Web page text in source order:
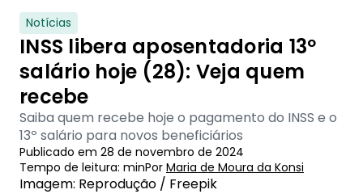
Notícias
INSS libera aposentadoria 13º
salário hoje (28): Veja quem
recebe
Saiba quem recebe hoje o pagamento do INSS e o
13º salário para novos beneficiários
Publicado em 28 de novembro de 2024
Tempo de leitura: minPor Maria de Moura da Konsi
Imagem: Reprodução / Freepik